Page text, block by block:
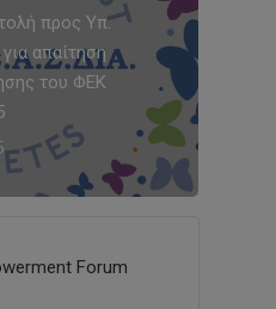
προς Υπ.
απαίτηση
του ΦΕΚ
Forum